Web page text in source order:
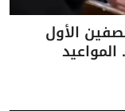
شهر أبريل 2026 للصفين الأول